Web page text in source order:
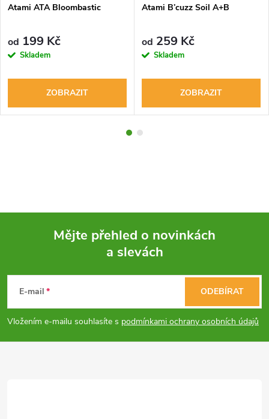
Atami ATA Bloombastic
od 199 Kč
Skladem
ZOBRAZIT
Atami B’cuzz Soil A+B
od 259 Kč
Skladem
ZOBRAZIT
p
a
Mějte přehled o novinkách
a slevách
E-mail
Vložením e-mailu souhlasíte s podmínkami ochrany osobních údajů
ODEBÍRAT